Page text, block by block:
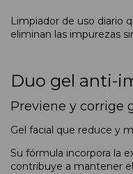
Limpiador de uso diario
eliminan las impurezas
Duo gel anti-
Previene y corrige
Gel facial que reduce y
Su fórmula incorpora la
contribuye a mantener